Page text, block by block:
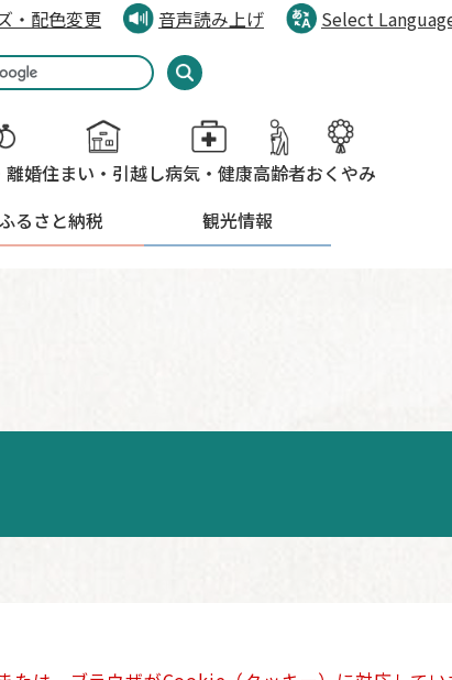
・配色変更 音声読み上げ
Select
離婚住まい・引越し病気・健康高齢者おくやみ
るさと納税 観光情報